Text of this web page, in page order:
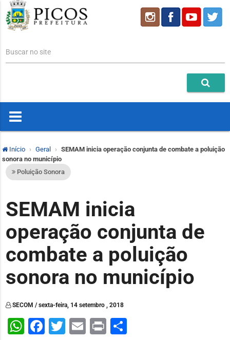
Buscar no site
Início Geral
SEMAM inicia operação conjunta de combate a poluição
sonora no município
Poluição Sonora
SEMAM inicia
operação conjunta de
combate a poluição
sonora no município
SECOM / sexta-feira, 14 setembro , 2018
WhatsApp
Facebook
Twitter
Email
PrintShare